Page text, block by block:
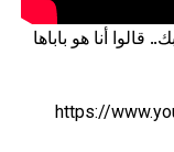
أنا هو باباها
https://